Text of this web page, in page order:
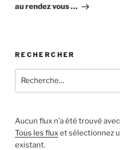
au rendez vous …
RECHERCHER
pour
Aucun flux n’a été trouvé avec
Tous les fluxet sélectionnez
existant.